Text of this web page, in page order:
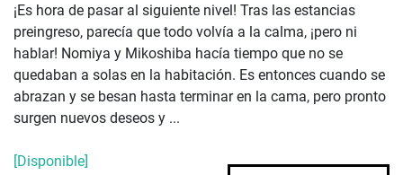
¡Es hora de pasar al siguiente nivel! Tras las estancias
preingreso, parecía que todo volvía a la calma, ¡pero ni
hablar! Nomiya y Mikoshiba hacía tiempo que no se
quedaban a solas en la habitación. Es entonces cuando se
abrazan y se besan hasta terminar en la cama, pero pronto
surgen nuevos deseos y ...
[Disponible]